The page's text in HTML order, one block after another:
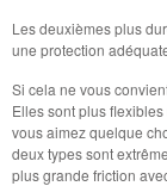
Les deuxièmes plus
une protection
Si cela ne vous
Elles sont plus
vous aimez quelque
deux types sont
plus grande friction